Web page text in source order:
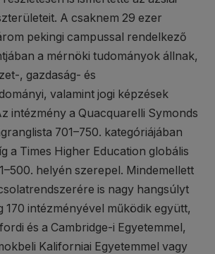
A csaknem 29 ezer
pekingi campussal rendelkező
a mérnöki tudományok állnak,
, gazdaság- és
valamint jogi képzések
intézmény a Quacquarelli Symonds
701–750. kategóriájában
a Times Higher Education globális
helyén szerepel. Mindemellett
is nagy hangsúlyt
170 intézményével működik együtt,
és a Cambridge-i Egyetemmel,
Kaliforniai Egyetemmel vagy